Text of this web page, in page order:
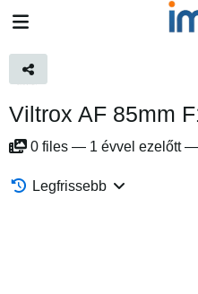
Viltrox AF 85mm
0 files — 1 évvel ezelőtt—
Legfrissebb